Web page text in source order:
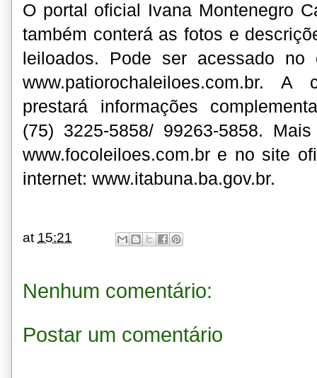
O portal oficial Ivana Montenegro
também conterá as fotos e
leiloados. Pode ser acessado no
www.patiorochaleiloes.com.br.
prestará informações
(75) 3225-5858/ 99263-5858.
www.focoleiloes.com.br e no site
internet: www.itabuna.ba.gov.br.
at 15:21
Nenhum comentário:
Postar um comentário